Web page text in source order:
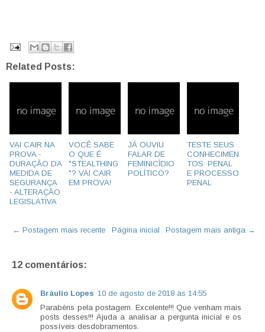
Related Posts:
VAI CAIR NA
PROVA -
DURAÇÃO DA
MEDIDA DE
SEGURANÇA
- ALTERAÇÃO
LEGISLATIVA
VOCÊ SABE
O QUE É
"STEALTHING
"? VAI CAIR
EM PROVA!
JÁ OUVIU
FALAR DE
FEMINICÍDIO
POLÍTICO?
TESTE SEUS
CONHECIMEN
TOS: PENAL
E PROCESSO
PENAL
← Postagem mais recente Postagem mais antiga →
Página inicial
12 comentários:
Bráulio Lopes 10 de agosto de 2018 às 14:55
Parabéns pela postagem. Excelente!!! Que venham mais
posts desses!!! Ajuda a analisar a pergunta inicial e os
possíveis desdobramentos.